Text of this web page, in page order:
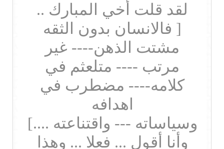
لقد قلت أخي المبارك ..
[ فالانسان بدون الثقه
مشتت الذهن---- غير
مرتب ---- متلعثم في
كلامه---- مضطرب في
اهدافه
وسياساته --- واقتناعته ....]
وأنا أقول ... فعلا ... وهذا